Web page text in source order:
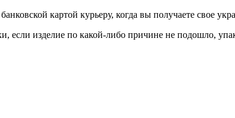
картой курьеру, когда вы получаете свое
если изделие по какой-либо причине не подошло,